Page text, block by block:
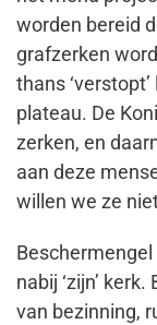
worden bereid
grafzerken
thans
plateau. De
zerken, en
aan deze
willen we ze
nabij ‘zijn’
van bezinning,